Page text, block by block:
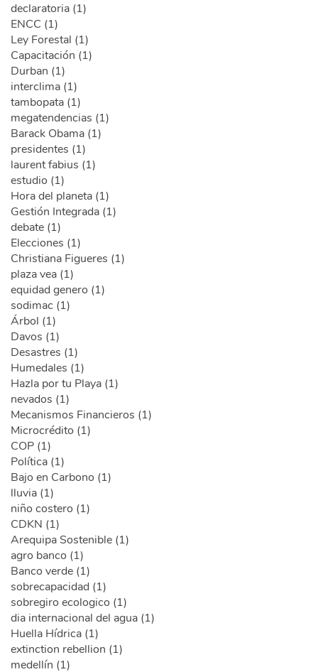
declaratoria (1)
ENCC (1)
Ley Forestal (1)
Capacitación (1)
Durban (1)
interclima (1)
tambopata (1)
megatendencias (1)
Barack Obama (1)
presidentes (1)
laurent fabius (1)
estudio (1)
Hora del planeta (1)
Gestión Integrada (1)
debate (1)
Elecciones (1)
Christiana Figueres (1)
plaza vea (1)
equidad genero (1)
sodimac (1)
Árbol (1)
Davos (1)
Desastres (1)
Humedales (1)
Hazla por tu Playa (1)
nevados (1)
Mecanismos Financieros (1)
Microcrédito (1)
COP (1)
Política (1)
Bajo en Carbono (1)
lluvia (1)
niño costero (1)
CDKN (1)
Arequipa Sostenible (1)
agro banco (1)
Banco verde (1)
sobrecapacidad (1)
sobregiro ecologico (1)
dia internacional del agua (1)
Huella Hídrica (1)
extinction rebellion (1)
medellín (1)